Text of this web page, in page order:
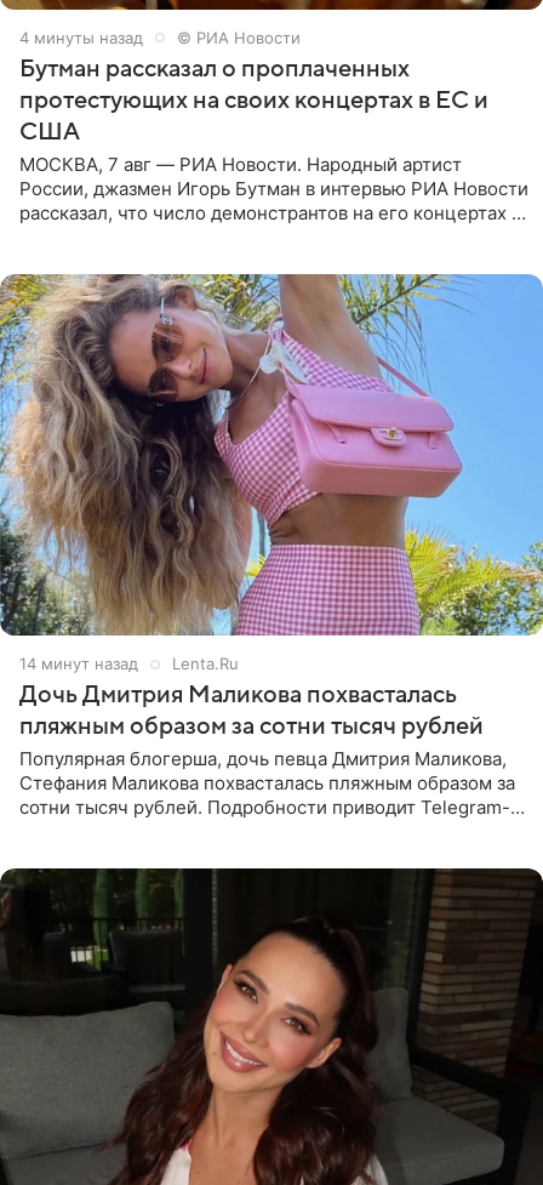
4 минуты назад © РИА Новости
Бутман рассказал о проплаченных
протестующих на своих концертах в ЕС и
США
МОСКВА, 7 авг — РИА Новости. Народный артист
России, джазмен Игорь Бутман в интервью РИА Новости
рассказал, что число демонстрантов на его концертах в
14 минут назад Lenta.Ru
Дочь Дмитрия Маликова похвасталась
пляжным образом за сотни тысяч рублей
Популярная блогерша, дочь певца Дмитрия Маликова,
Стефания Маликова похвасталась пляжным образом за
сотни тысяч рублей. Подробности приводит Telegram-